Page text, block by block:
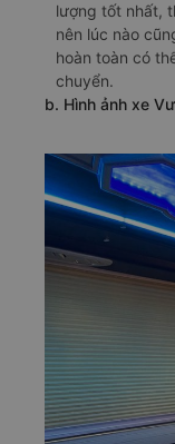
lượng tốt nhất,
nên lúc nào
hoàn toàn có
chuyển.
b. Hình ảnh xe